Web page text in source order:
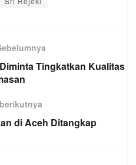
Tingkatkan Kualitas
di Aceh Ditangkap